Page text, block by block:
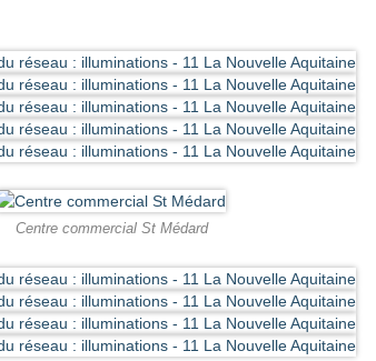
Centre commercial St Médard